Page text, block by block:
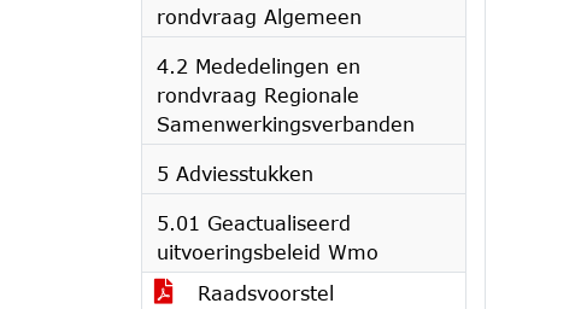
rondvraag Algemeen
4.2 Mededelingen en
rondvraag Regionale
Samenwerkingsverbanden
5 Adviesstukken
5.01 Geactualiseerd
uitvoeringsbeleid Wmo
Raadsvoorstel